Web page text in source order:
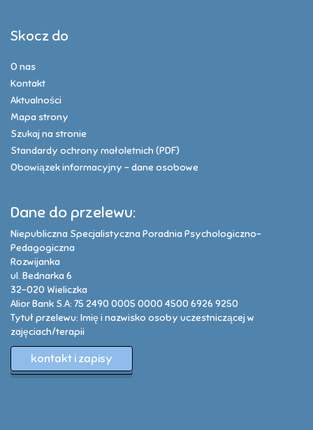
Skocz do
O nas
Kontakt
Aktualności
Mapa strony
Szukaj na stronie
Standardy ochrony małoletnich (PDF)
Obowiązek informacyjny - dane osobowe
Dane do przelewu:
Niepubliczna Specjalistyczna Poradnia Psychologiczno-
Pedagogiczna
Rozwijanka
ul. Bednarka 6
32-020 Wieliczka
Alior Bank S.A: 75 2490 0005 0000 4500 6926 9250
Tytuł przelewu: Imię i nazwisko osoby uczestniczącej w
zajęciach/terapii
kontakt i zapisy